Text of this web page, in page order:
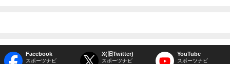
Facebook
スポーツナビ
X(旧Twitter)
スポーツナビ
YouTube
スポーツナビ